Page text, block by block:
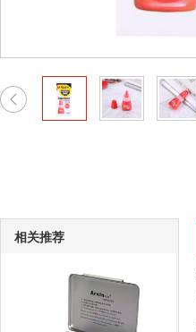
相关推荐